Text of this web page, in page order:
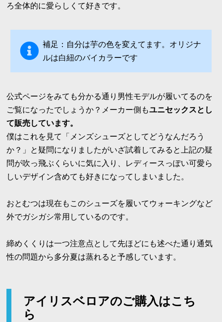
ろ全体的に愛らしくて好きです。
補足：自分は芋の色を変えてます。オリジナ
ルは白紐のバイカラーです
公式ページをみても分かる通り男性モデルが履いてるのを
ご覧になったでしょうか？メーカー側もユニセックスとし
て販売しています。
僕はこれを見て「メンズシューズとしてどうなんだろう
か？」と疑問になりましたがいざ試着してみると上記の疑
問が吹っ飛ぶくらいに気に入り、レディースっぽい可愛ら
しいデザイン含めても好きになってしまいました。
おとむつは現在もこのシューズを履いてウォーキングなど
外でガシガシ常用しているのです。
締めくくりは一つ注意点として先ほどにも述べた通り通気
性の問題から多分夏は蒸れると予感しています。
アイリスベロアのご購入はこち
ら